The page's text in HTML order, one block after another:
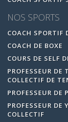
NOS SPORTS
COACH SPORTIF
COACH DE BOXE
COURS DE SELF
PROFESSEUR
COLLECTIF DE
PROFESSEUR DE
PROFESSEUR
COLLECTIF